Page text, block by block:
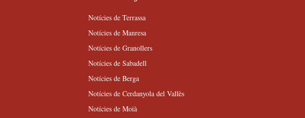
Notícies de Terrassa
Notícies de Manresa
Notícies de Granollers
Notícies de Sabadell
Notícies de Berga
Notícies de Cerdanyola del Vallès
Notícies de Moià